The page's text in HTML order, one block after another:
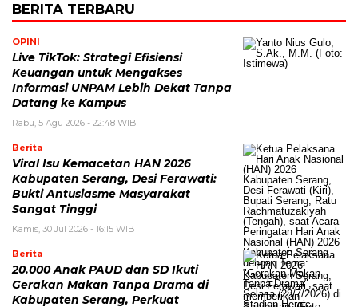
BERITA TERBARU
OPINI
Live TikTok: Strategi Efisiensi
Keuangan untuk Mengakses
Informasi UNPAM Lebih Dekat Tanpa
Datang ke Kampus
Rabu, 5 Agu 2026 - 22:48 WIB
Berita
Viral Isu Kemacetan HAN 2026
Kabupaten Serang, Desi Ferawati:
Bukti Antusiasme Masyarakat
Sangat Tinggi
Kamis, 30 Jul 2026 - 16:15 WIB
Berita
20.000 Anak PAUD dan SD Ikuti
Gerakan Makan Tanpa Drama di
Kabupaten Serang, Perkuat